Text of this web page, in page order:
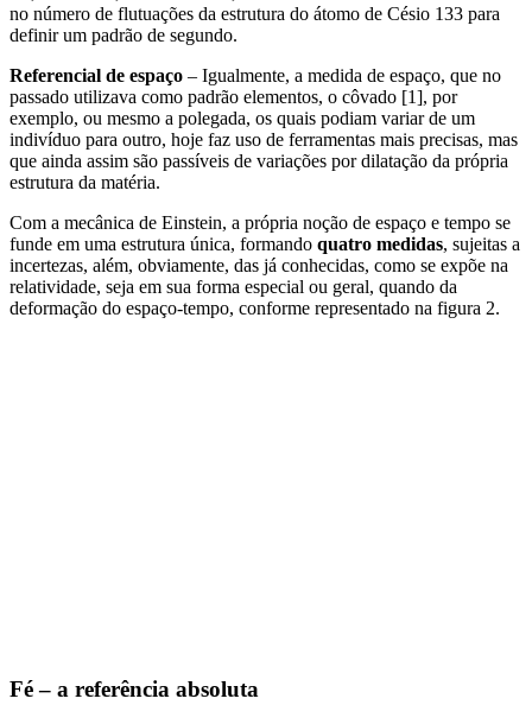
no número de flutuações da estrutura do átomo de Césio 133 para
definir um padrão de segundo.
Referencial de espaço – Igualmente, a medida de espaço, que no
passado utilizava como padrão elementos, o côvado [1], por
exemplo, ou mesmo a polegada, os quais podiam variar de um
indivíduo para outro, hoje faz uso de ferramentas mais precisas, mas
que ainda assim são passíveis de variações por dilatação da própria
estrutura da matéria.
Com a mecânica de Einstein, a própria noção de espaço e tempo se
funde em uma estrutura única, formando quatro medidas, sujeitas a
incertezas, além, obviamente, das já conhecidas, como se expõe na
relatividade, seja em sua forma especial ou geral, quando da
deformação do espaço-tempo, conforme representado na figura 2.
Fé – a referência absoluta